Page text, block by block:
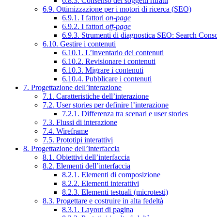
6.9. Ottimizzazione per i motori di ricerca (SEO)
6.9.1. I fattori on-page
6.9.2. I fattori off-page
6.9.3. Strumenti di diagnostica SEO: Search
6.10. Gestire i contenuti
6.10.1. L’inventario dei contenuti
6.10.2. Revisionare i contenuti
6.10.3. Migrare i contenuti
6.10.4. Pubblicare i contenuti
7. Progettazione dell’interazione
7.1. Caratteristiche dell’interazione
7.2. User stories per definire l’interazione
7.2.1. Differenza tra scenari e user stories
7.3. Flussi di interazione
7.4. Wireframe
7.5. Prototipi interattivi
8. Progettazione dell’interfaccia
8.1. Obiettivi dell’interfaccia
8.2. Elementi dell’interfaccia
8.2.1. Elementi di composizione
8.2.2. Elementi interattivi
8.2.3. Elementi testuali (microtesti)
8.3. Progettare e costruire in alta fedeltà
8.3.1. Layout di pagina